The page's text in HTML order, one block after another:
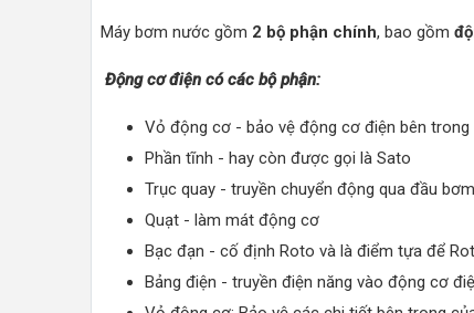
Máy bơm nước gồm 2 bộ phận chính, bao gồm
Động cơ điện có các bộ phận:
Vỏ động cơ - bảo vệ động cơ điện bên trong
Phần tĩnh - hay còn được gọi là Sato
Trục quay - truyền chuyển động qua đầu bơm
Quạt - làm mát động cơ
Bạc đạn - cố định Roto và là điểm tựa để
Bảng điện - truyền điện năng vào động cơ